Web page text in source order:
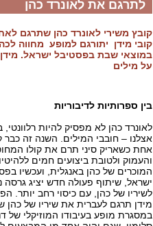
לתרגם את לאונרד כהן
קובץ משירי לאונרד כהן שתרגם
קובי מידן יתורגם למופע מחווה
במוצאי שבת בפסטיבל ישראל.
על מילים
בין ספרותיות לדיבוריות
לאונרד כהן לא מפסיק להיות
אצלנו – חובבי המילים. השנה זה
אחת כשאריק סיני תרם את קולו
והעמוק ולטובת ביצועים חמים ללהיטיו
המוכרים של כהן באנגלית, ועכשיו
ישראל, שיתוף פעולה חדש יציג גרסה
לשיריו של כהן, עם כיסוי רחב יותר.
מידן תרגם לעברית את שיריו של כהן
במסגרת מופע בעיבודו המוזיקלי של